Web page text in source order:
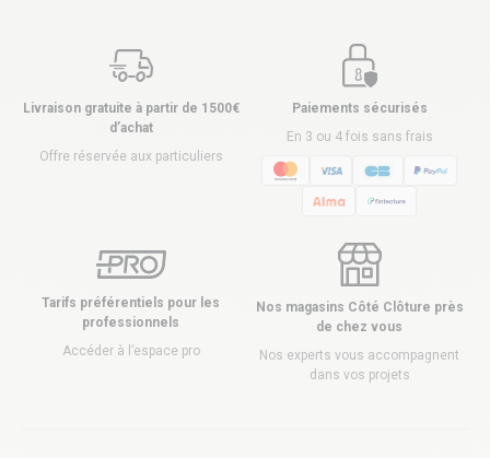
Livraison gratuite à partir de 1500€
d’achat
Offre réservée aux particuliers
Paiements sécurisés
En 3 ou 4 fois sans frais
Tarifs préférentiels pour les
professionnels
Accéder à l’espace pro
Nos magasins Côté Clôture près
de chez vous
Nos experts vous accompagnent
dans vos projets